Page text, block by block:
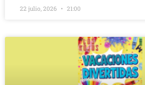
22 julio, 2026 21:00